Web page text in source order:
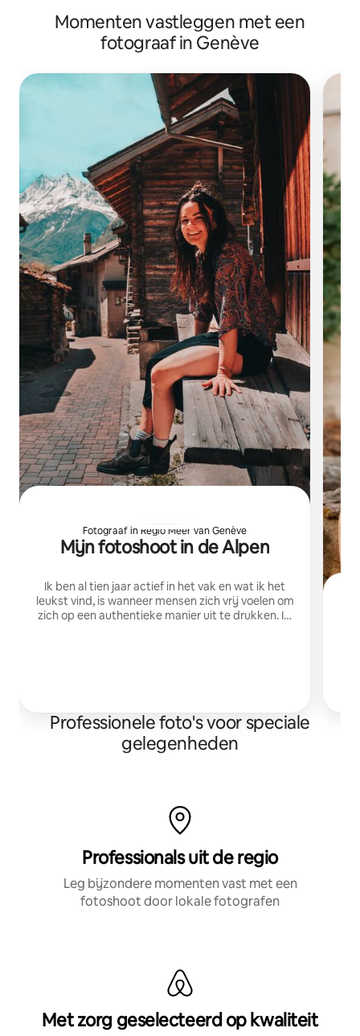
Momenten vastleggen met een
fotograaf in Genève
Fotograaf in Regio Meer van Genève
Mijn fotoshoot in de Alpen
Ik ben al tien jaar actief in het vak en wat ik het
leukst vind, is wanneer mensen zich vrij voelen om
zich op een authentieke manier uit te drukken. IG
Professionele foto's voor speciale
gelegenheden
Professionals uit de regio
Leg bijzondere momenten vast met een
fotoshoot door lokale fotografen
Met zorg geselecteerd op kwaliteit